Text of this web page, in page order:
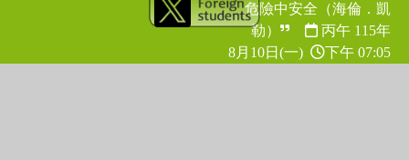
危險中安全（海倫．凱
勒）
丙午 115年
8月10日(一)
下午 07:05